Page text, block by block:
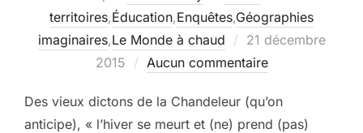
territoires,Éducation,Enquêtes,Géographies
imaginaires,Le Monde à chaud
Publié
le
21 décembre
2015
Aucun commentaire
Des vieux dictons de la Chandeleur (qu’on
anticipe), « l’hiver se meurt et (ne) prend (pas)